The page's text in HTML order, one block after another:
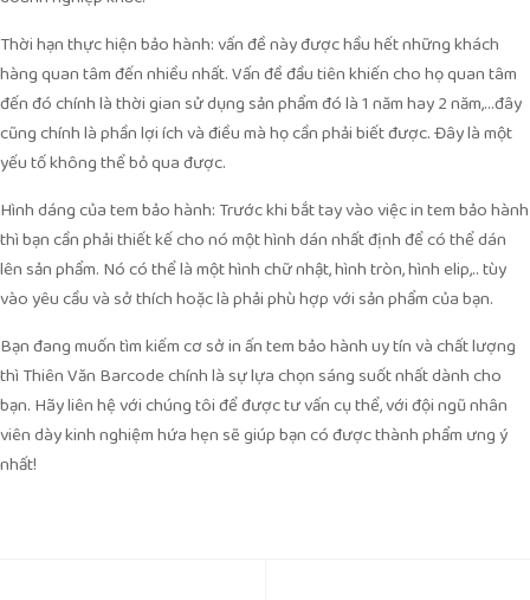
Thời hạn thực hiện bảo hành: vấn đề này được hầu hết những khách
hàng quan tâm đến nhiều nhất. Vấn đề đầu tiên khiến cho họ quan tâm
đến đó chính là thời gian sử dụng sản phẩm đó là 1 năm hay 2 năm,…đây
cũng chính là phần lợi ích và điều mà họ cần phải biết được. Đây là một
yếu tố không thể bỏ qua được.
Hình dáng của tem bảo hành: Trước khi bắt tay vào việc in tem bảo hành
thì bạn cần phải thiết kế cho nó một hình dán nhất định để có thể dán
lên sản phẩm. Nó có thể là một hình chữ nhật, hình tròn, hình elip,.. tùy
vào yêu cầu và sở thích hoặc là phải phù hợp với sản phẩm của bạn.
Bạn đang muốn tìm kiếm cơ sở in ấn tem bảo hành uy tín và chất lượng
thì Thiên Văn Barcode chính là sự lựa chọn sáng suốt nhất dành cho
bạn. Hãy liên hệ với chúng tôi để được tư vấn cụ thể, với đội ngũ nhân
viên dày kinh nghiệm hứa hẹn sẽ giúp bạn có được thành phẩm ưng ý
nhất!